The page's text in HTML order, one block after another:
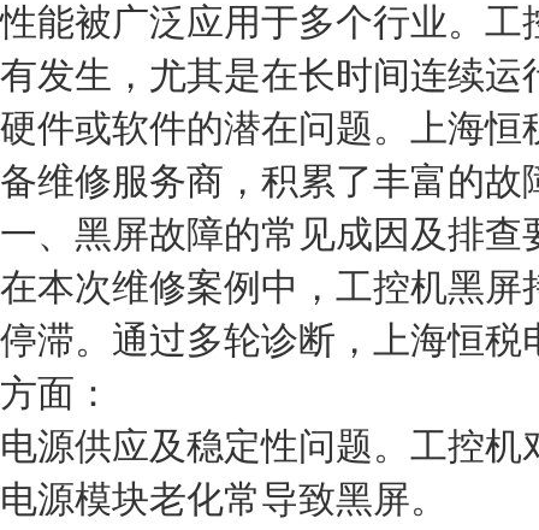
性能被广泛应用于多个行业。
有发生，尤其是在长时间连续
硬件或软件的潜在问题。上海
备维修服务商，积累了丰富的故
一、黑屏故障的常见成因及排查
在本次维修案例中，工控机黑
停滞。通过多轮诊断，上海恒
方面：
电源供应及稳定性问题。工控
电源模块老化常导致黑屏。